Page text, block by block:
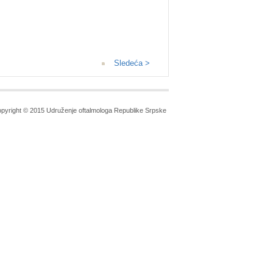
Sledeća >
© 2015 Udruženje oftalmologa Republike Srpske